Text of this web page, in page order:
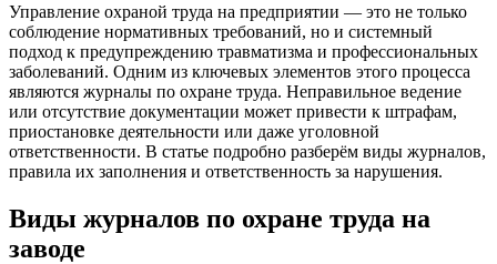
Управление охраной труда на предприятии — это не только
соблюдение нормативных требований, но и системный
подход к предупреждению травматизма и профессиональных
заболеваний. Одним из ключевых элементов этого процесса
являются журналы по охране труда. Неправильное ведение
или отсутствие документации может привести к штрафам,
приостановке деятельности или даже уголовной
ответственности. В статье подробно разберём виды журналов,
правила их заполнения и ответственность за нарушения.
Виды журналов по охране труда на
заводе